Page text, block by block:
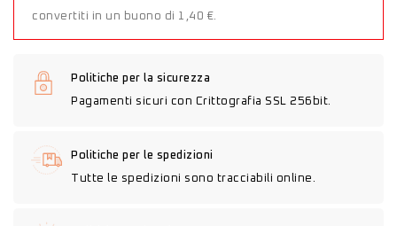
convertiti in un buono di 1,40 €.
Politiche per la sicurezza
Pagamenti sicuri con Crittografia SSL 256bit.
Politiche per le spedizioni
Tutte le spedizioni sono tracciabili online.